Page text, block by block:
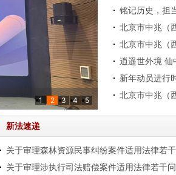
80周年纪念盛典
1 2 3 4 5
新法速递